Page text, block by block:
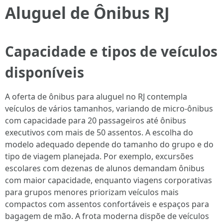
Aluguel de Ônibus RJ
Capacidade e tipos de veículos
disponíveis
A oferta de ônibus para aluguel no RJ contempla
veículos de vários tamanhos, variando de micro-ônibus
com capacidade para 20 passageiros até ônibus
executivos com mais de 50 assentos. A escolha do
modelo adequado depende do tamanho do grupo e do
tipo de viagem planejada. Por exemplo, excursões
escolares com dezenas de alunos demandam ônibus
com maior capacidade, enquanto viagens corporativas
para grupos menores priorizam veículos mais
compactos com assentos confortáveis e espaços para
bagagem de mão. A frota moderna dispõe de veículos